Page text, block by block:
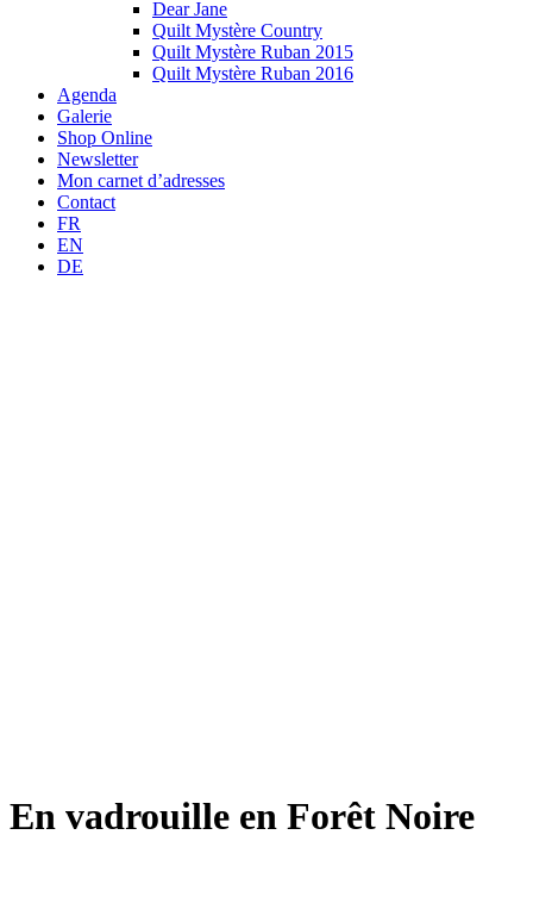
Dear Jane
Quilt Mystère Country
Quilt Mystère Ruban 2015
Quilt Mystère Ruban 2016
Agenda
Galerie
Shop Online
Newsletter
Mon carnet d’adresses
Contact
FR
EN
DE
En vadrouille en Forêt Noire